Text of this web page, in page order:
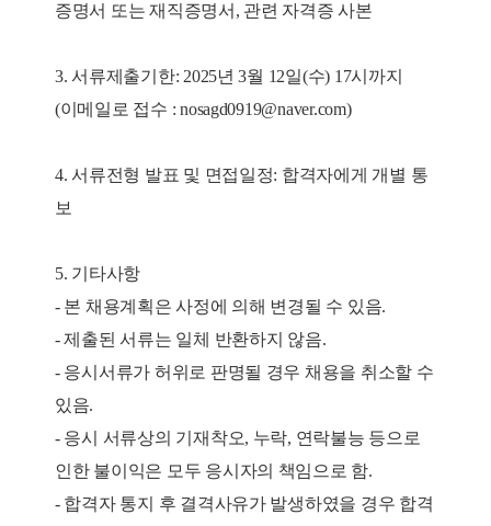
증명서 또는 재직증명서, 관련 자격증 사본
3.서류제출기한: 2025년 3월 12일(수) 17시까지
(이메일로 접수 : nosagd0919@naver.com)
4.서류전형 발표 및 면접일정: 합격자에게 개별 통
보
5. 기타사항
- 본 채용계획은 사정에 의해 변경될 수 있음.
- 제출된 서류는 일체 반환하지 않음.
- 응시서류가 허위로 판명될 경우 채용을 취소할 수
있음.
- 응시 서류상의 기재착오, 누락, 연락불능 등으로
인한 불이익은 모두 응시자의 책임으로 함.
- 합격자 통지 후 결격사유가 발생하였을 경우 합격